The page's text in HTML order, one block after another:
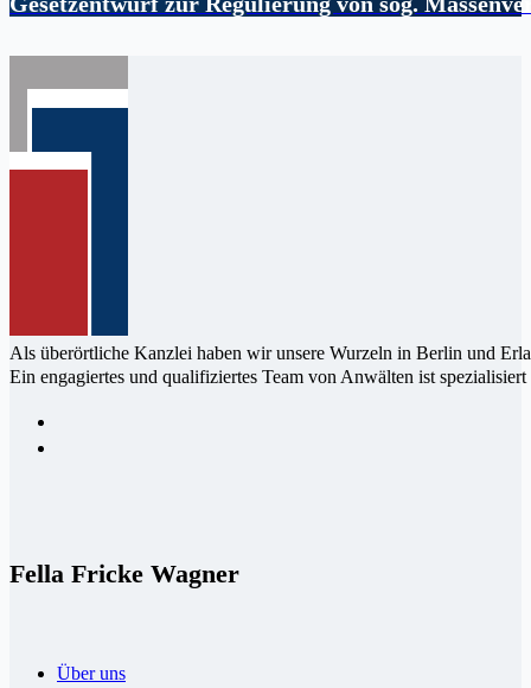
Als überörtliche Kanzlei haben wir un­sere Wur­zeln in Berlin und
Ein enga­giertes und qualifi­ziertes Team von Anwälten ist
Fella Fricke Wagner
Über uns